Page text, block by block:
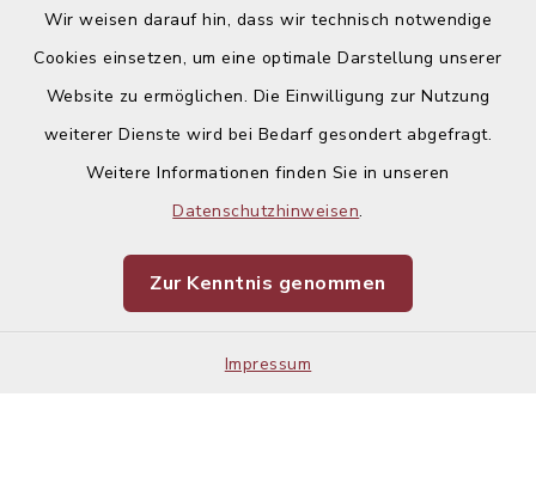
Wir weisen darauf hin, dass wir technisch notwendige
Cookies einsetzen, um eine optimale Darstellung unserer
Website zu ermöglichen. Die Einwilligung zur Nutzung
weiterer Dienste wird bei Bedarf gesondert abgefragt.
Weitere Informationen finden Sie in unseren
Datenschutzhinweisen.
Zur Kenntnis genommen
Impressum
Kontakt
Datenschutz
Impressum